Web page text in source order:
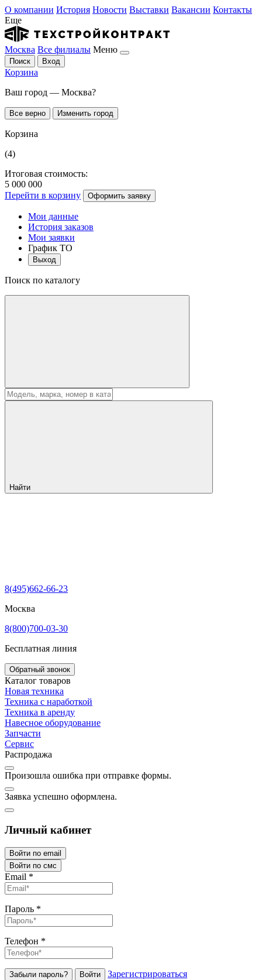
О компании История Новости Выставки Вакансии Контакты
Еще
Москва Все филиалы Меню
Поиск Вход
Корзина
Ваш город — Москва?
Все верно Изменить город
Корзина
(4)
Итоговая стоимость:
5 000 000
Перейти в корзину
Оформить заявку
Мои данные
История заказов
Мои заявки
График ТО
Выход
Поиск по каталогу
Найти
8(495)662-66-23
Москва
8(800)700-03-30
Бесплатная линия
Обратный звонок
Каталог товаров
Новая техника
Техника с наработкой
Техника в аренду
Навесное оборудование
Запчасти
Сервис
Распродажа
Произошла ошибка при отправке формы.
Заявка успешно оформлена.
Личный кабинет
Войти по email
Войти по смс
Email *
Пароль *
Телефон *
Забыли пароль? Войти Зарегистрироваться